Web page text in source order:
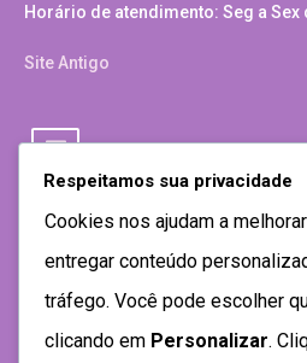
Horário de atendimento: Seg a Sex
Site Antigo
Respeitamos sua privacidade
Cookies nos ajudam a
entregar conteúdo
tráfego. Você pode escolher
clicando em Personalizar.